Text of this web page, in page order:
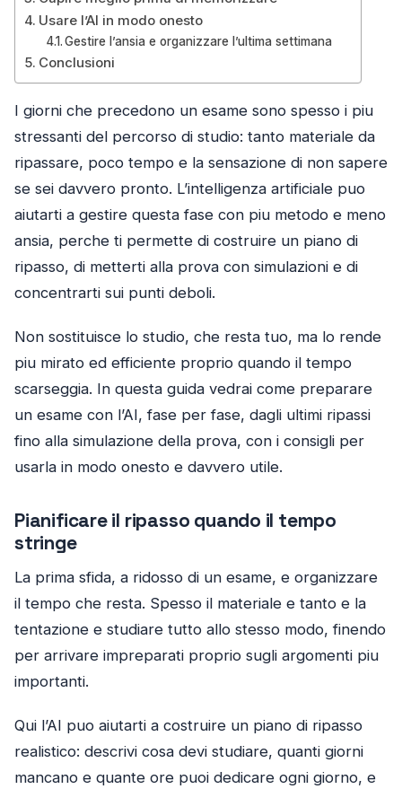
Usare l’AI in modo onesto
Gestire l’ansia e organizzare l’ultima settimana
Conclusioni
I giorni che precedono un esame sono spesso i piu
stressanti del percorso di studio: tanto materiale da
ripassare, poco tempo e la sensazione di non sapere
se sei davvero pronto. L’intelligenza artificiale puo
aiutarti a gestire questa fase con piu metodo e meno
ansia, perche ti permette di costruire un piano di
ripasso, di metterti alla prova con simulazioni e di
concentrarti sui punti deboli.
Non sostituisce lo studio, che resta tuo, ma lo rende
piu mirato ed efficiente proprio quando il tempo
scarseggia. In questa guida vedrai come preparare
un esame con l’AI, fase per fase, dagli ultimi ripassi
fino alla simulazione della prova, con i consigli per
usarla in modo onesto e davvero utile.
Pianificare il ripasso quando il tempo
stringe
La prima sfida, a ridosso di un esame, e organizzare
il tempo che resta. Spesso il materiale e tanto e la
tentazione e studiare tutto allo stesso modo, finendo
per arrivare impreparati proprio sugli argomenti piu
importanti.
Qui l’AI puo aiutarti a costruire un piano di ripasso
realistico: descrivi cosa devi studiare, quanti giorni
mancano e quante ore puoi dedicare ogni giorno, e